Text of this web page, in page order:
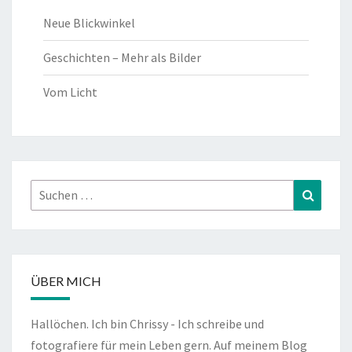
Neue Blickwinkel
Geschichten – Mehr als Bilder
Vom Licht
Suchen
nach:
ÜBER MICH
Hallöchen. Ich bin Chrissy - Ich schreibe und
fotografiere für mein Leben gern. Auf meinem Blog